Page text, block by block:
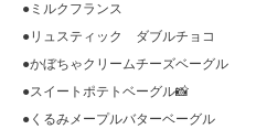
●ミルクフランス
●リュスティック ダブルチョコ
●かぼちゃクリームチーズベーグル
●スイートポテトベーグル📸
●くるみメープルバターベーグル